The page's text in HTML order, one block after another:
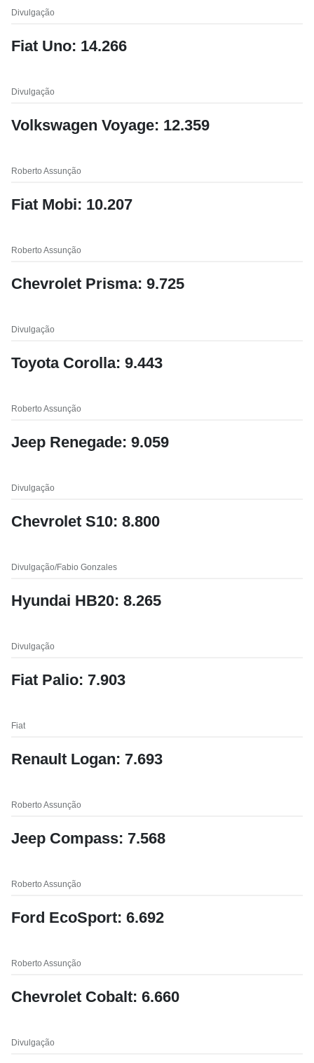
Divulgação
Fiat Uno: 14.266
Divulgação
Volkswagen Voyage: 12.359
Roberto Assunção
Fiat Mobi: 10.207
Roberto Assunção
Chevrolet Prisma: 9.725
Divulgação
Toyota Corolla: 9.443
Roberto Assunção
Jeep Renegade: 9.059
Divulgação
Chevrolet S10: 8.800
Divulgação/Fabio Gonzales
Hyundai HB20: 8.265
Divulgação
Fiat Palio: 7.903
Fiat
Renault Logan: 7.693
Roberto Assunção
Jeep Compass: 7.568
Roberto Assunção
Ford EcoSport: 6.692
Roberto Assunção
Chevrolet Cobalt: 6.660
Divulgação